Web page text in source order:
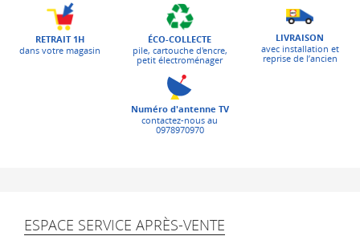
RETRAIT 1H
dans votre magasin
ÉCO-COLLECTE
pile, cartouche d'encre,
petit électroménager
LIVRAISON
avec installation et
reprise de l’ancien
Numéro d'antenne TV
contactez-nous au
0978970970
ESPACE SERVICE APRÈS-VENTE